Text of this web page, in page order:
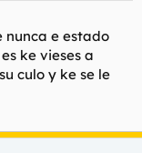
nunca e estado
ke vieses a
culo y ke se le